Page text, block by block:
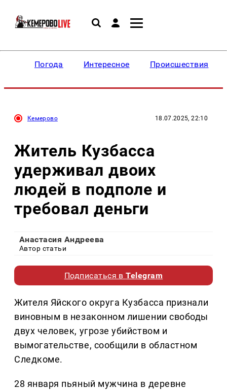
Погода Интересное Происшествия
Кемерово 18.07.2025, 22:10
Житель Кузбасса
удерживал двоих
людей в подполе и
требовал деньги
Анастасия Андреева
Автор статьи
Подписаться вTelegram
Жителя Яйского округа Кузбасса признали
виновным в незаконном лишении свободы
двух человек, угрозе убийством и
вымогательстве, сообщили в областном
Следкоме.
28 января пьяный мужчина в деревне